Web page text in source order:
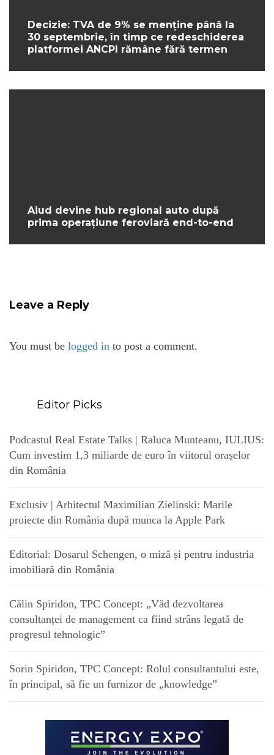
Decizie: TVA de 9% se menține până la
30 septembrie, în timp ce redeschiderea
platformei ANCPI rămâne fără termen
Aiud devine hub regional auto după
prima operațiune feroviară end-to-end
Leave a Reply
You must be logged in to post a comment.
Editor Picks
Podcastul Real Estate Talks | Raluca Munteanu, IULIUS:
Cum investim 1,3 miliarde de euro în viitorul orașelor
din România
Exclusiv | Arhitectul Maximilian Zielinski: Marile
proiecte din România după munca la Apple Park
Editorial: Dosarul Schengen, o miză și pentru industria
imobiliară din România
Călin Spiridon, TPC Concept: „Văd dezvoltarea
consultanței de management ca fiind strâns legată de
progresul tehnologic”
Sorin Spiridon, TPC Concept: Rolul consultantului este,
în principal, să fie un furnizor de „knowledge”